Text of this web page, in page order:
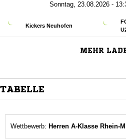
Sonntag, 23.08.2026 -
Kickers Neuhofen
MEHR
TABELLE
Wettbewerb: Herren A-Klasse Rhein-